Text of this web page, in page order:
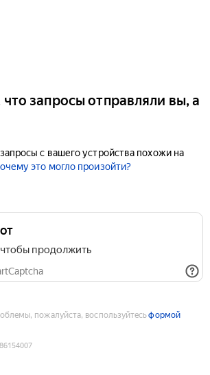
запросы отправляли вы, а
с вашего устройства похожи на
это могло произойти?
продолжить
пожалуйста, воспользуйтесьформой